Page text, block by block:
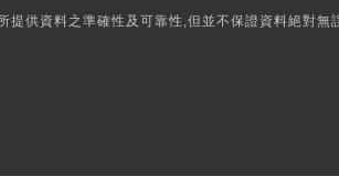
供資料之準確性及可靠性,但並不保證資料絕對無